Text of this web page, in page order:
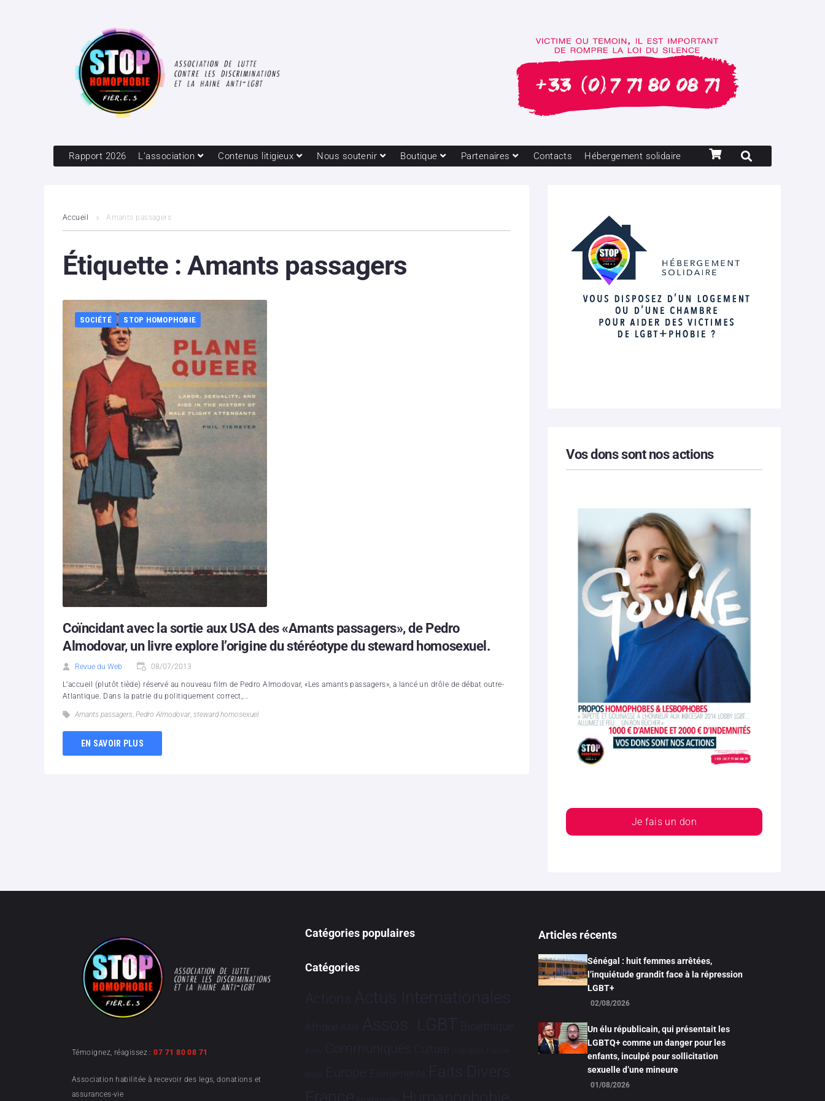
Rapport 2026 L’association Contenus litigieux Nous soutenir Boutique Partenaires Contacts Hébergement solidaire
Accueil Amants passagers
Étiquette :Amants passagers
SOCIÉTÉ STOP HOMOPHOBIE
Coïncidant avec la sortie aux USA des «Amants passagers», de Pedro
Almodovar, un livre explore l’origine du stéréotype du steward homosexuel.
Revue du Web 08/07/2013
L’accueil (plutôt tiède) réservé au nouveau film de Pedro Almodovar, «Les amants passagers», a lancé un drôle de débat outre-
Atlantique. Dans la patrie du politiquement correct,...
Amants passagers, Pedro Almodovar, steward homosexuel
EN SAVOIR PLUS
Vos dons sont nos actions
Je fais un don
Témoignez, réagissez :07 71 80 08 71
Association habilitée à recevoir des legs, donations et
assurances-vie
Catégories populaires
Catégories
Actions Actus Internationales
Afrique Asie Assos. LGBT Bioéthique
Brève Communiqués Culture Dialogues France-
Brésil Europe Evénements Faits Divers
Humanophobie
Articles récents
Sénégal : huit femmes arrêtées,
l’inquiétude grandit face à la répression
LGBT+
02/08/2026
Un élu républicain, qui présentait les
LGBTQ+ comme un danger pour les
enfants, inculpé pour sollicitation
sexuelle d’une mineure
01/08/2026